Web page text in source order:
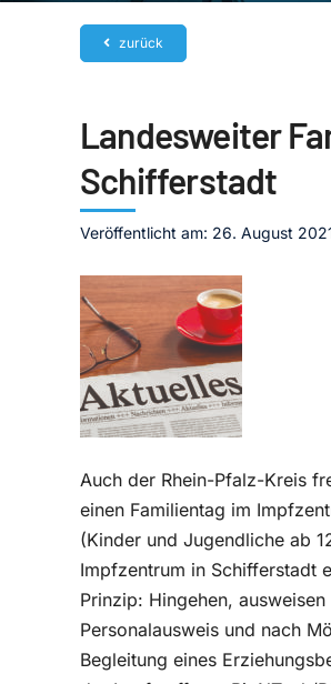
zurück
Landesweiter
Schifferstadt
Veröffentlicht am: 26. August
Auch der Rhein-Pfalz-Kreis
einen Familientag im
(Kinder und Jugendliche ab
Impfzentrum in Schifferstadt
Prinzip: Hingehen,
Personalausweis und nach
Begleitung eines